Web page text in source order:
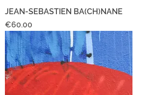
JEAN-SEBASTIEN BA(CH)NANE
Price
€60.00